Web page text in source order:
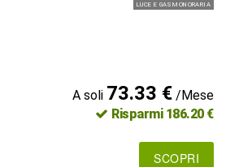
LUCE E GAS MONORARIA
A soli 73.33 €/Mese
Risparmi 186.20 €
SCOPRI